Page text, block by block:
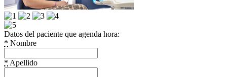
Datos del paciente que agenda hora:
* Nombre
* Apellido